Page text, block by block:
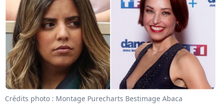
Crédits photo : Montage Purecharts Bestimage Abaca